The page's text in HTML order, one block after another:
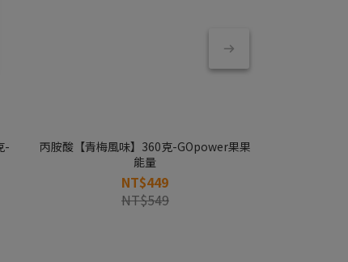
-
丙胺酸【青梅風味】360克-GOpower果果
能量
NT$449
NT$549